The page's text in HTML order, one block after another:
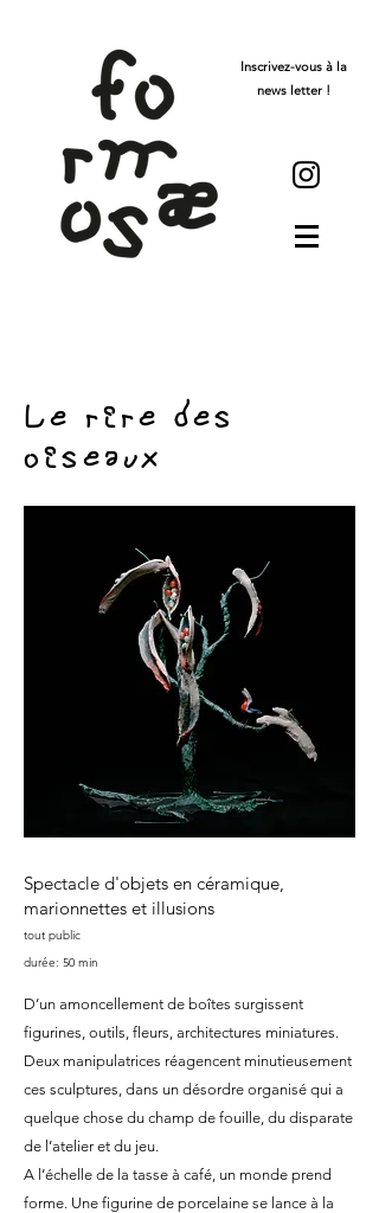
Inscrivez-vous à la
news letter !
Le rire des
oiseaux
Spectacle d'objets en céramique,
marionnettes et illusions
tout public
durée: 50 min
D’un amoncellement de boîtes surgissent
figurines, outils, fleurs, architectures miniatures.
Deux manipulatrices réagencent minutieusement
ces sculptures, dans un désordre organisé qui a
quelque chose du champ de fouille, du disparate
de l’atelier et du jeu.
A l’échelle de la tasse à café, un monde prend
forme. Une figurine de porcelaine se lance à la